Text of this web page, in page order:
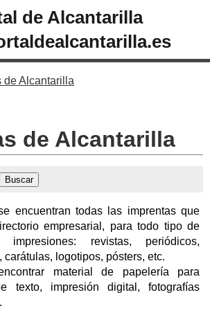
de Alcantarilla
de Alcantarilla
de Alcantarilla
encuentran todas las imprentas que
empresarial, para todo tipo de
impresiones: revistas, periódicos,
carátulas, logotipos, pósters, etc.
material de papelería para
texto, impresión digital, fotografías